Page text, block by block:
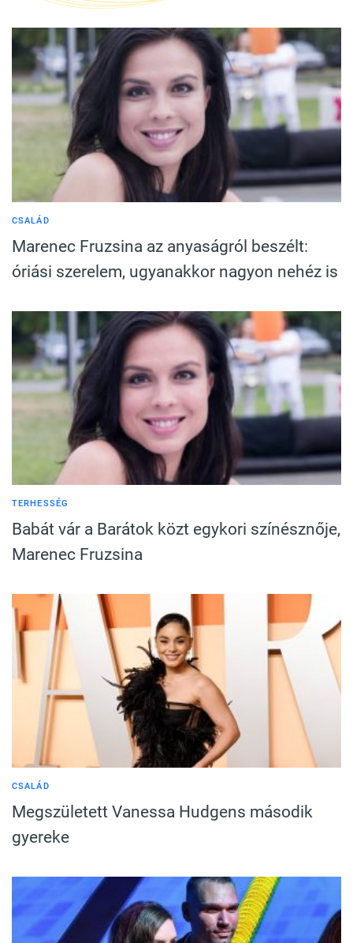
CSALÁD
Marenec Fruzsina az anyaságról beszélt:
óriási szerelem, ugyanakkor nagyon nehéz is
TERHESSÉG
Babát vár a Barátok közt egykori színésznője,
Marenec Fruzsina
CSALÁD
Megszületett Vanessa Hudgens második
gyereke